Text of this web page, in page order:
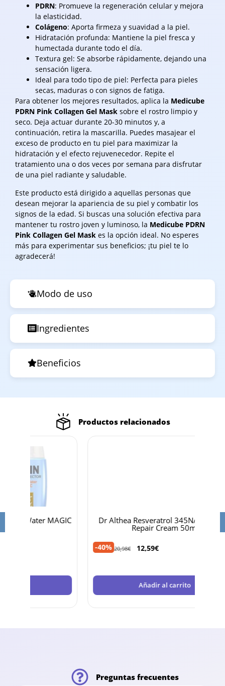
Modo de uso
Ingredientes
Beneficios
PDRN: Promueve la regeneración celular y mejora
la elasticidad.
Colágeno: Aporta firmeza y suavidad a la piel.
Hidratación profunda: Mantiene la piel fresca y
humectada durante todo el día.
Textura gel: Se absorbe rápidamente, dejando una
sensación ligera.
Ideal para todo tipo de piel: Perfecta para pieles
secas, maduras o con signos de fatiga.
Para obtener los mejores resultados, aplica la Medicube
PDRN Pink Collagen Gel Mask sobre el rostro limpio y
seco. Deja actuar durante 20-30 minutos y, a
continuación, retira la mascarilla. Puedes masajear el
exceso de producto en tu piel para maximizar la
hidratación y el efecto rejuvenecedor. Repite el
tratamiento una o dos veces por semana para disfrutar
de una piel radiante y saludable.
Este producto está dirigido a aquellas personas que
desean mejorar la apariencia de su piel y combatir los
signos de la edad. Si buscas una solución efectiva para
mantener tu rostro joven y luminoso, la Medicube PDRN
Pink Collagen Gel Mask es la opción ideal. No esperes
más para experimentar sus beneficios; ¡tu piel te lo
agradecerá!
Productos relacionados
Dr Althea Resveratrol 345NA Intensive
Repair Cream 50ml
12,59€
Preguntas frecuentes